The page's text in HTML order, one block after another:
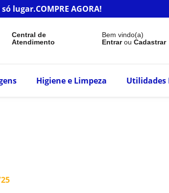
lugar.COMPRE AGORA!
Central de
Atendimento
Bem vindo(a)
EntrarouCadastrar
Higiene e Limpeza Utilidades